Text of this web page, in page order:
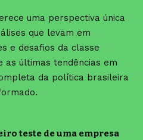
uma perspectiva única
que levam em
e desafios da classe
as últimas tendências em
da política brasileira
teste de uma empresa